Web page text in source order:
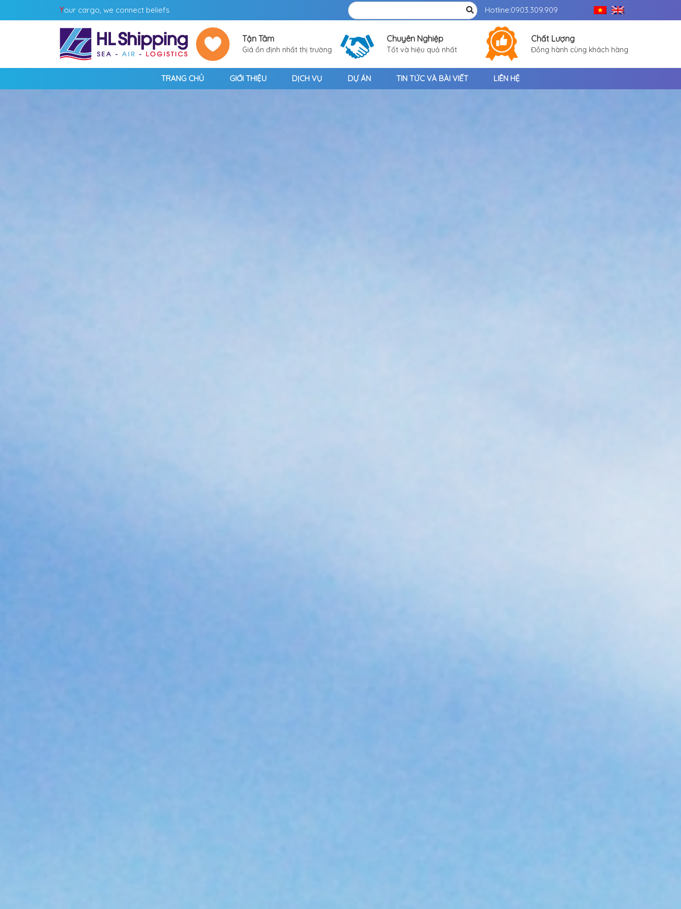
Your cargo, we connect beliefs Hotline:0903.309.909
Tận Tâm
Giá ổn định nhất thị trường
Chuyên Nghiệp
Tốt và hiệu quả nhất
Chất Lượng
Đồng hành cùng khách hàng
TRANG CHỦ GIỚI THIỆU DỊCH VỤ DỰ ÁN TIN TỨC VÀ BÀI VIẾT LIÊN HỆ